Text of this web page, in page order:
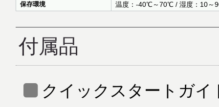
保存環境 温度：-40℃～70℃ / 湿度：10～
付属品
クイックスタートガイ